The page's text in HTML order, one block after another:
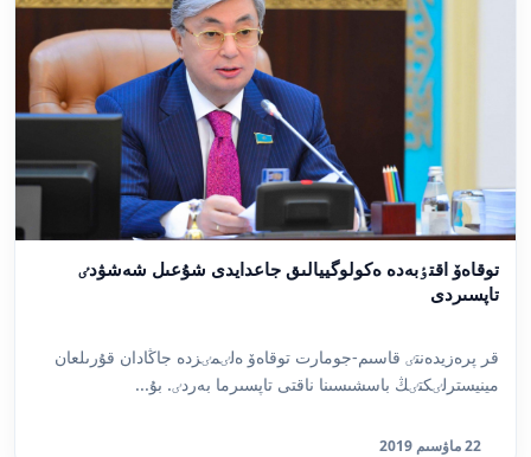
توقاەۆ اقتٶبەدە ەكولوگييالىق جاعدايدى شۇعىل شەشۋدٸ
تاپسىردى
قر پرەزيدەنتٸ قاسىم-جومارت توقاەۆ ەلٸمٸزدە جاڭادان قۇرىلعان
مينيسترلٸكتٸڭ باسشىسىنا ناقتى تاپسىرما بەردٸ. بۇ...
22 ماۋسىم 2019